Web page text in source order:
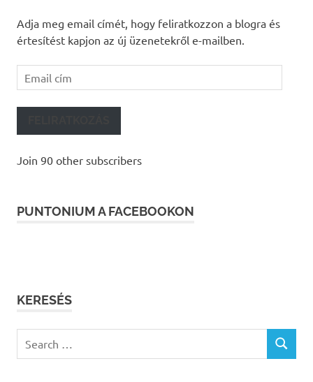
Adja meg email címét, hogy feliratkozzon a blogra és
értesítést kapjon az új üzenetekről e-mailben.
Email
cím
Join 90 other subscribers
PUNTONIUM A FACEBOOKON
KERESÉS
for:
SEARCH